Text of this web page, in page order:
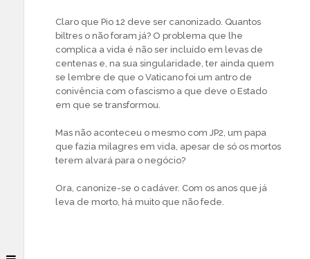
Claro que Pio 12 deve ser canonizado. Quantos
biltres o não foram já? O problema que lhe
complica a vida é não ser incluído em levas de
centenas e, na sua singularidade, ter ainda quem
se lembre de que o Vaticano foi um antro de
conivência com o fascismo a que deve o Estado
em que se transformou.
Mas não aconteceu o mesmo com JP2, um papa
que fazia milagres em vida, apesar de só os mortos
terem alvará para o negócio?
Ora, canonize-se o cadáver. Com os anos que já
leva de morto, há muito que não fede.